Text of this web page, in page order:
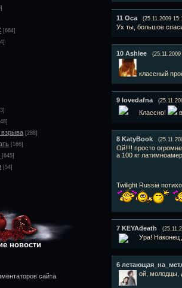
[664]
взрыва [288]
[166]
[645]
[54]
новости
сайта
11 Оса (25.11.2009
Ух ты, большое
10 Ashlee
классный
9 lovedafna
Классно!
8 KatyBook
Ой!!!! просто
а 100 кг
Twilight Russia
7 KEYAdeath
Ура! Наконец
6
ой, молодцы,